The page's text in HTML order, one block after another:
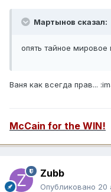
Мартынов сказал:
опять тайное
Ваня как всегда прав...
McCain for the WIN!
Zubb
Опубликовано 20